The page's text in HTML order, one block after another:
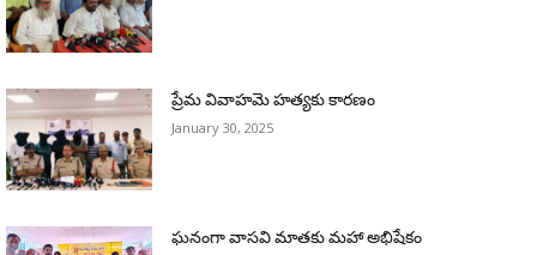
ప్రేమ వివాహమె హత్యకు కారణం
January 30, 2025
ఘనంగా వాసవి మాతకు మహా అభిషేకం